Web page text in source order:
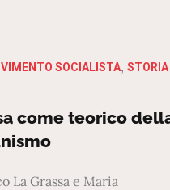
SOCIALISTA STORIA
come teorico
La Grassa e Maria